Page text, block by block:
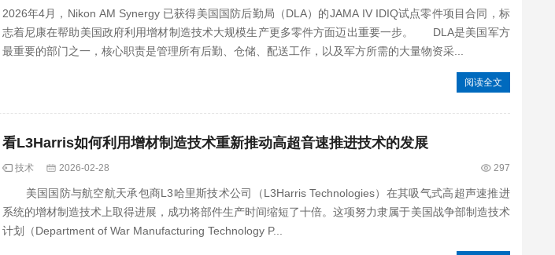
2026年4月，Nikon AM Synergy 已获得美国国防后勤局（DLA）的JAMA IV IDIQ试点零件项目合同，标
志着尼康在帮助美国政府利用增材制造技术大规模生产更多零件方面迈出重要一步。 DLA是美国军方
最重要的部门之一，核心职责是管理所有后勤、仓储、配送工作，以及军方所需的大量物资采...
阅读全文
看L3Harris如何利用增材制造技术重新推动高超音速推进技术的发展
技术 2026-02-28 297
美国国防与航空航天承包商L3哈里斯技术公司（L3Harris Technologies）在其吸气式高超声速推进
系统的增材制造技术上取得进展，成功将部件生产时间缩短了十倍。这项努力隶属于美国战争部制造技术
计划（Department of War Manufacturing Technology P...